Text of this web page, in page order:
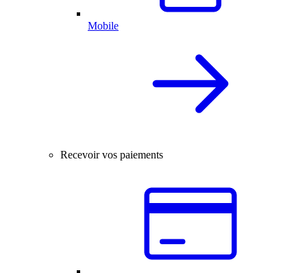
Mobile
Recevoir vos paiements